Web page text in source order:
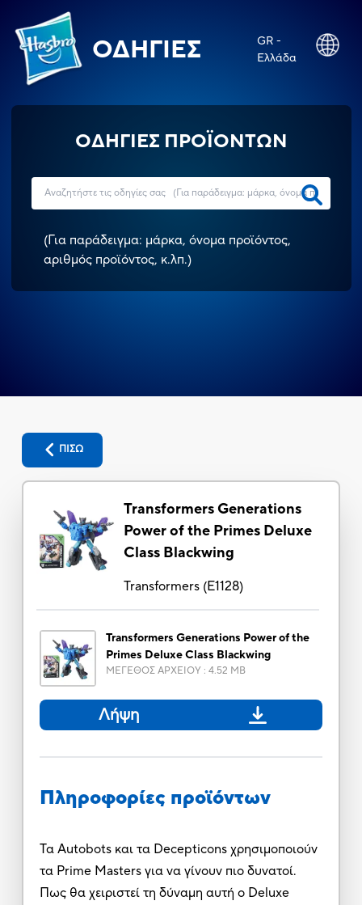
ΟΔΗΓΊΕΣ
GR -
Ελλάδα
ΟΔΗΓΙΕΣ ΠΡΟΪΟΝΤΩΝ
(Για παράδειγμα: μάρκα, όνομα προϊόντος,
αριθμός προϊόντος, κ.λπ.)
ΠΙΣΩ
Transformers Generations
Power of the Primes Deluxe
Class Blackwing
Transformers(E1128)
Transformers Generations Power of the
Primes Deluxe Class Blackwing
ΜΕΓΕΘΟΣ ΑΡΧΕΙΟΥ: 4.52 MB
Λήψη
Πληροφορίες προϊόντων
Τα Autobots και τα Decepticons χρησιμοποιούν
τα Prime Masters για να γίνουν πιο δυνατοί.
Πως θα χειριστεί τη δύναμη αυτή ο Deluxe